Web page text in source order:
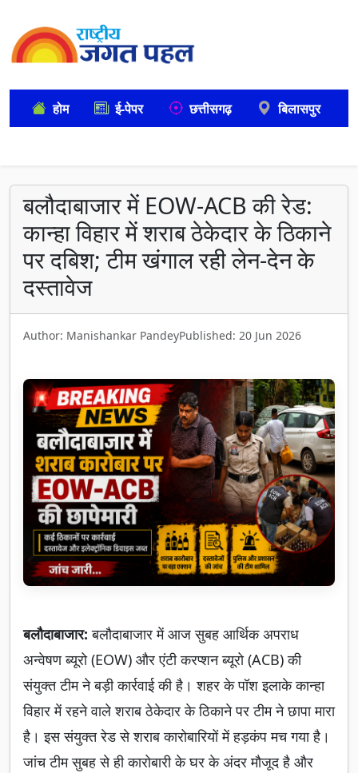
होम ई-पेपर छत्तीसगढ़ बिलासपुर
बलौदाबाजार में EOW-ACB की रेड:
कान्हा विहार में शराब ठेकेदार के ठिकाने
पर दबिश; टीम खंगाल रही लेन-देन के
दस्तावेज
Author: Manishankar PandeyPublished: 20 Jun 2026
बलौदाबाजार:बलौदाबाजार में आज सुबह आर्थिक अपराध
अन्वेषण ब्यूरो (EOW) और एंटी करप्शन ब्यूरो (ACB) की
संयुक्त टीम ने बड़ी कार्रवाई की है। शहर के पॉश इलाके कान्हा
विहार में रहने वाले शराब ठेकेदार के ठिकाने पर टीम ने छापा मारा
है। इस संयुक्त रेड से शराब कारोबारियों में हड़कंप मच गया है।
जांच टीम सुबह से ही कारोबारी के घर के अंदर मौजूद है और